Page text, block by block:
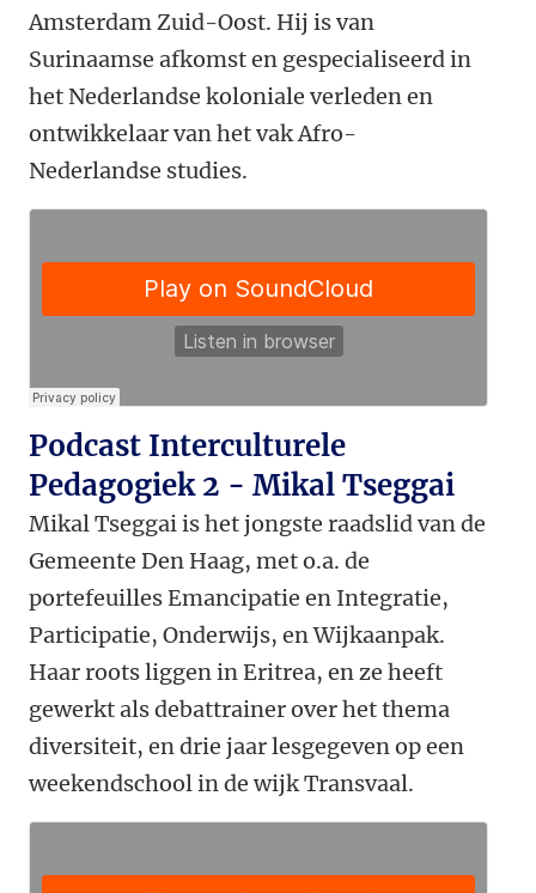
Amsterdam Zuid-Oost. Hij is van
Surinaamse afkomst en gespecialiseerd in
het Nederlandse koloniale verleden en
ontwikkelaar van het vak Afro-
Nederlandse studies.
Podcast Interculturele
Pedagogiek 2 - Mikal Tseggai
Mikal Tseggai is het jongste raadslid van de
Gemeente Den Haag, met o.a. de
portefeuilles Emancipatie en Integratie,
Participatie, Onderwijs, en Wijkaanpak.
Haar roots liggen in Eritrea, en ze heeft
gewerkt als debattrainer over het thema
diversiteit, en drie jaar lesgegeven op een
weekendschool in de wijk Transvaal.